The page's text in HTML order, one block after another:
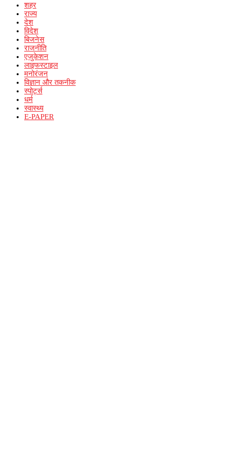
शहर
राज्य
देश
विदेश
बिजनेस
राजनीति
एजुकेशन
लाइफस्टाइल
मनोरंजन
विज्ञान और तकनीक
स्पोर्ट्स
धर्म
स्वास्थ्य
E-PAPER